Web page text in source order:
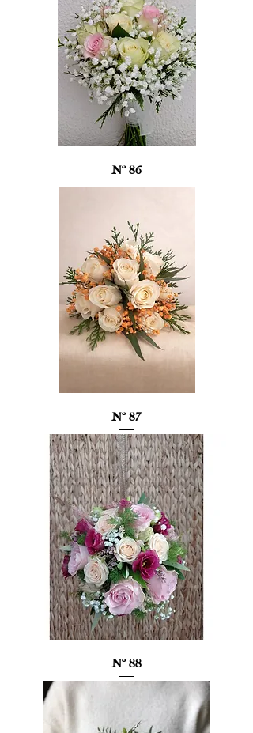
Nº 86
Nº 87
Nº 88